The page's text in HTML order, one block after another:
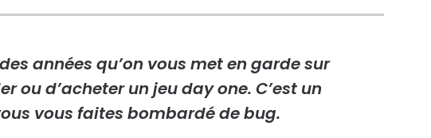
années qu’on vous met en garde sur
ou d’acheter un jeu day one. C’est un
vous faites bombardé de bug.